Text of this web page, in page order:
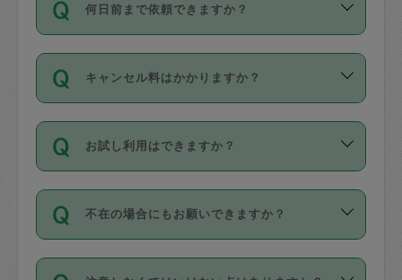
時間も被らない場合、損害保険の対象外
社員など様々なバックグラウンドの方が
登録しています。
日本語も話せる方など様々です。
ールに記載していますので、各自の得意
を依頼してください。
確認しています。タスカジさんトレーニ
ング動画を使ったセルフトレーニングの
現場トライアルを受け、合格したタスカ
ジさんが活動されています。
※テストセンターの講評は１件目のレビュ
参考
【詳細】タスカジさんの登録に際
を通して成立した作業時間内での作業に
適用されます。作業範囲は、掃除、洗
です。作業中に物を壊したり、人にけが
をさせたりした場合が対象で、補償金額
す。
写真を撮り、
何日前まで依頼できますか？
ご依頼は、現在を起点に3日後（72時間
以降）の日時から受付可能となっていま
す。
タスカジさんへ「募集」をかけることが
可能です。
キャンセル料はかかりますか？
キャンセル料には、以下の2種類がありま
す。
1. 直前キャンセル（定期、スポット契約
共通）
お試し利用はできますか？
「お試し利用」というメニューはありま
せんが、「一回のみ」依頼を活用するこ
とによって、気に入ったタスカジさんを
不在の場合にもお願いできますか？
不在の場合の作業はタスカジさんの同意